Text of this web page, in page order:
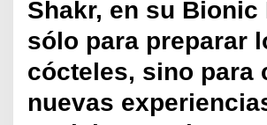
Shakr, en su Bionic
sólo para preparar
cócteles, sino para
nuevas